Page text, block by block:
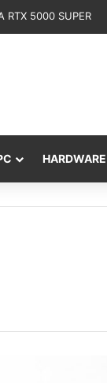
RTX 5000 SUPER
HARDWARE